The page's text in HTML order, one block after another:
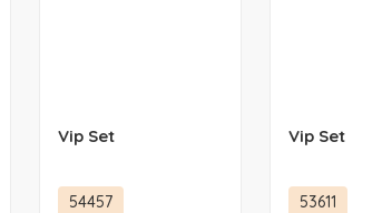
Vip Set
54457
Vip Set
53611